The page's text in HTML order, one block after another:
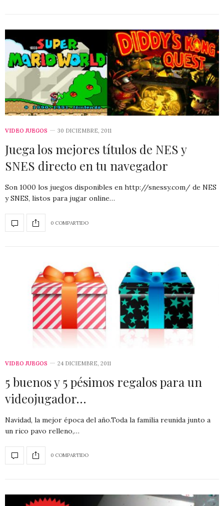
VIDEO JUEGOS 30 DICIEMBRE, 2011
Juega los mejores títulos de NES y
SNES directo en tu navegador
Son 1000 los juegos disponibles en http://snessy.com/ de NES
y SNES, listos para jugar online…
0 COMPARTIDO
VIDEO JUEGOS 24 DICIEMBRE, 2011
5 buenos y 5 pésimos regalos para un
videojugador…
Navidad, la mejor época del año.Toda la familia reunida junto a
un rico pavo relleno,…
0 COMPARTIDO